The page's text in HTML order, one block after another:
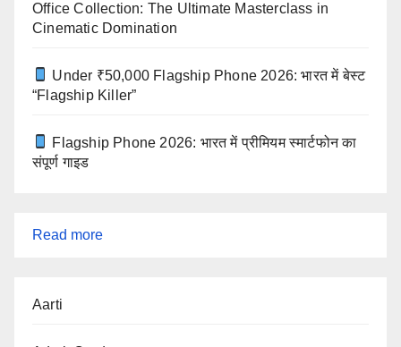
Office Collection: The Ultimate Masterclass in
Cinematic Domination
Under ₹50,000 Flagship Phone 2026: भारत में बेस्ट
“Flagship Killer”
Flagship Phone 2026: भारत में प्रीमियम स्मार्टफोन का
संपूर्ण गाइड
Read more:
Aarti